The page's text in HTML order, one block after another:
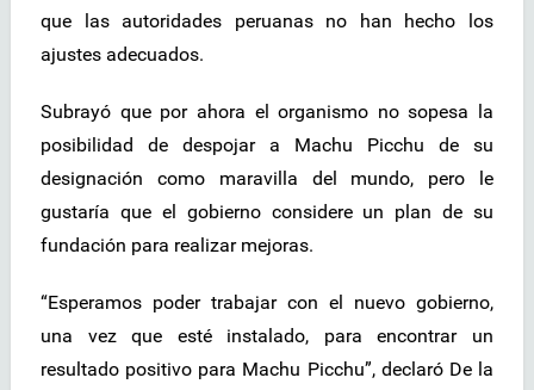
que las autoridades peruanas no han hecho los
ajustes adecuados.
Subrayó que por ahora el organismo no sopesa la
posibilidad de despojar a Machu Picchu de su
designación como maravilla del mundo, pero le
gustaría que el gobierno considere un plan de su
fundación para realizar mejoras.
“Esperamos poder trabajar con el nuevo gobierno,
una vez que esté instalado, para encontrar un
resultado positivo para Machu Picchu”, declaró De la